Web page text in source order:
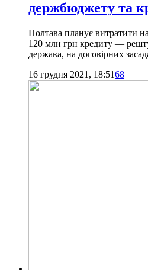
держбюджету та
Полтава планує витратити
120 млн грн кредиту —
держава, на договірних
16 грудня 2021, 18:5168